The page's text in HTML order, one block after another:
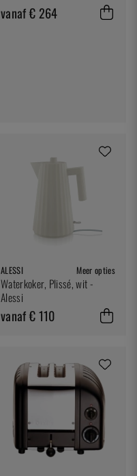
vanaf € 264
ALESSI Meer opties
Waterkoker, Plissé, wit -
Alessi
vanaf € 110